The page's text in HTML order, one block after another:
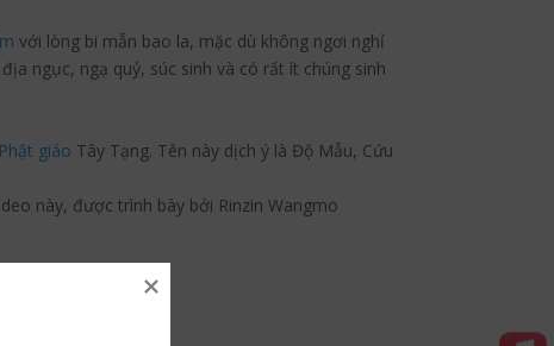
với lòng bi mẫn bao la, mặc dù không ngơi nghỉ
ngục, ngạ quỷ, súc sinh và có rất ít chúng sinh
Phật giáo Tây Tạng. Tên này dịch ý là Độ Mẫu, Cứu
này, được trình bày bởi Rinzin Wangmo